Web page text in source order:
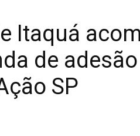
Itaquá
de
SP